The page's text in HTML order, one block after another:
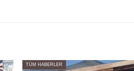
TÜM HABERLER